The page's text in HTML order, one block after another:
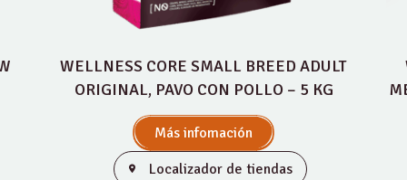
WELLNESS CORE SMALL BREED ADULT
ORIGINAL, PAVO CON POLLO – 5 KG
Más infomación
Localizador de tiendas